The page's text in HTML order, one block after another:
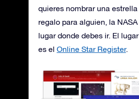
quieres nombrar una
regalo para alguien, la
lugar donde debes ir. El
es el Online Star Register.